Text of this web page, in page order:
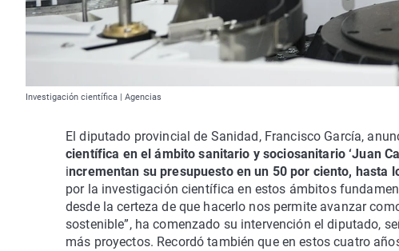
Investigación científica | Agencias
El diputado provincial de Sanidad, Francisco García,
científica en el ámbito sanitario y sociosanitario ‘Juan
incrementan su presupuesto en un 50 por ciento, hasta
por la investigación científica en estos ámbitos
desde la certeza de que hacerlo nos permite avanzar
sostenible”, ha comenzado su intervención el diputado,
más proyectos. Recordó también que en estos cuatro